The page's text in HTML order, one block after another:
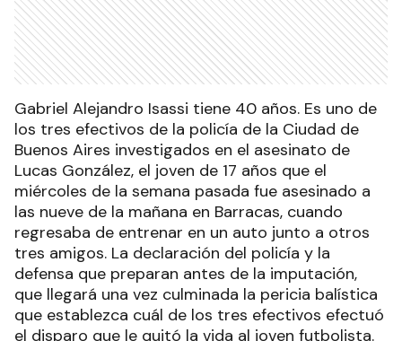
Gabriel Alejandro Isassi tiene 40 años. Es uno de
los tres efectivos de la policía de la Ciudad de
Buenos Aires investigados en el asesinato de
Lucas González, el joven de 17 años que el
miércoles de la semana pasada fue asesinado a
las nueve de la mañana en Barracas, cuando
regresaba de entrenar en un auto junto a otros
tres amigos. La declaración del policía y la
defensa que preparan antes de la imputación,
que llegará una vez culminada la pericia balística
que establezca cuál de los tres efectivos efectuó
el disparo que le quitó la vida al joven futbolista.